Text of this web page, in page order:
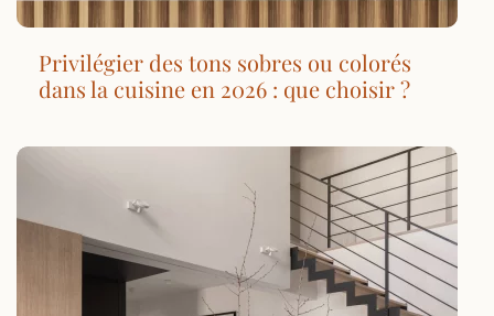
Privilégier des tons sobres ou colorés
dans la cuisine en 2026 : que choisir ?